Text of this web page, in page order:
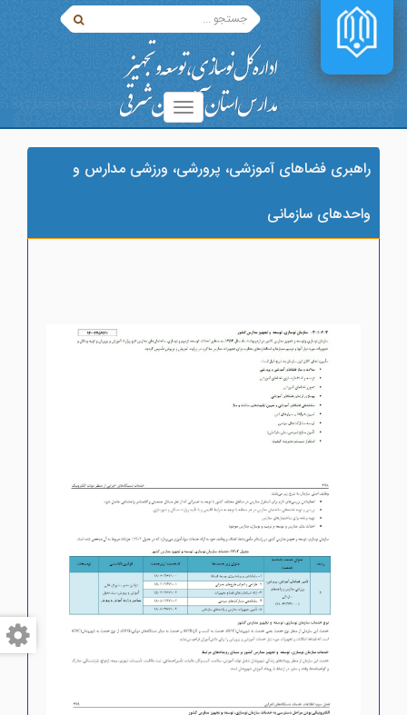
راهبری فضاهای آموزشی، پرورشی، ورزشی مدارس و
واحدهای سازمانی